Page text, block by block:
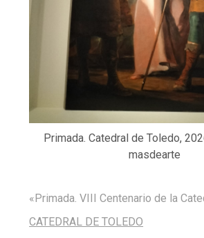
Primada. Catedral de Toledo,
masdearte
«Primada. VIII Centenario de la
CATEDRAL DE TOLEDO